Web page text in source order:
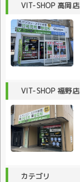
VIT-SHOP 高岡店
VIT-SHOP 福野店
カテゴリ